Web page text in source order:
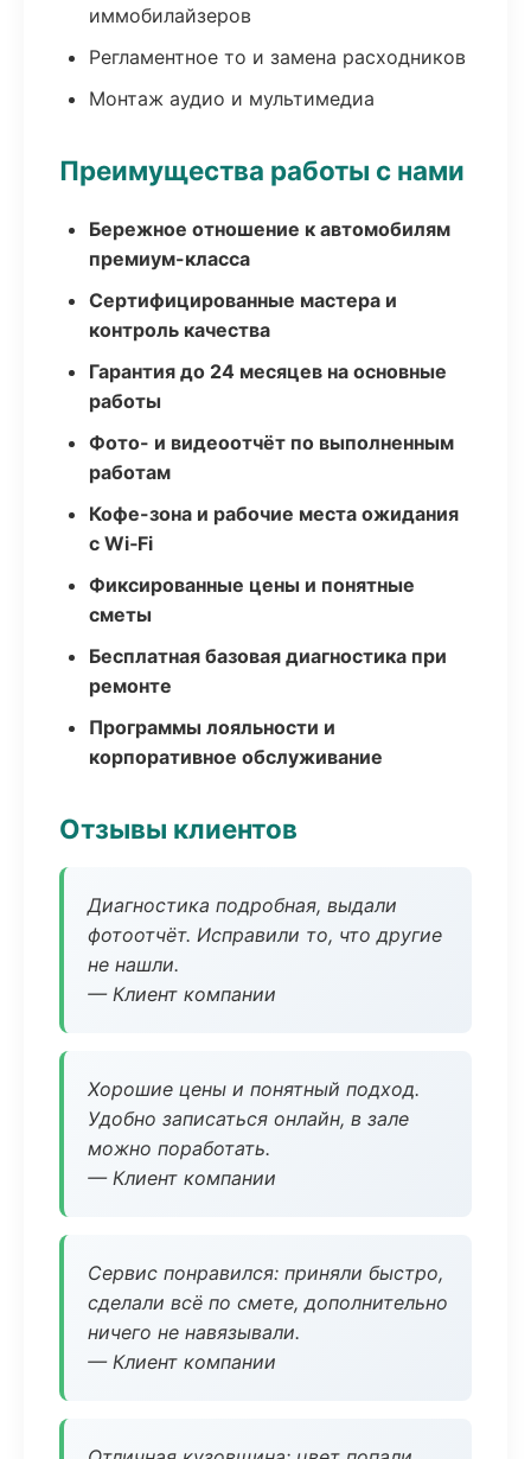
иммобилайзеров
Регламентное то и замена расходников
Монтаж аудио и мультимедиа
Преимущества работы с нами
Бережное отношение к автомобилям
премиум-класса
Сертифицированные мастера и
контроль качества
Гарантия до 24 месяцев на основные
работы
Фото- и видеоотчёт по выполненным
работам
Кофе-зона и рабочие места ожидания
с Wi‑Fi
Фиксированные цены и понятные
сметы
Бесплатная базовая диагностика при
ремонте
Программы лояльности и
корпоративное обслуживание
Отзывы клиентов
Диагностика подробная, выдали
фотоотчёт. Исправили то, что другие
не нашли.
— Клиент компании
Хорошие цены и понятный подход.
Удобно записаться онлайн, в зале
можно поработать.
— Клиент компании
Сервис понравился: приняли быстро,
сделали всё по смете, дополнительно
ничего не навязывали.
— Клиент компании